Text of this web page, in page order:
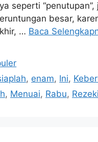
seperti “penutupan”,
besar,
… Baca
, enam, Ini,
, Menuai, Rabu, Rezeki